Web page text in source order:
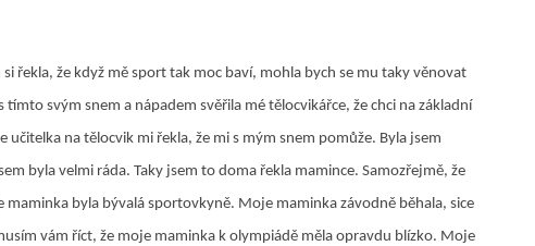
řekla, že když mě sport tak moc baví, mohla bych se mu taky věnovat
svým snem a nápadem svěřila mé tělocvikářce, že chci na základní
na tělocvik mi řekla, že mi s mým snem pomůže. Byla jsem
byla velmi ráda. Taky jsem to doma řekla mamince. Samozřejmě, že
byla bývalá sportovkyně. Moje maminka závodně běhala, sice
vám říct, že moje maminka k olympiádě měla opravdu blízko. Moje